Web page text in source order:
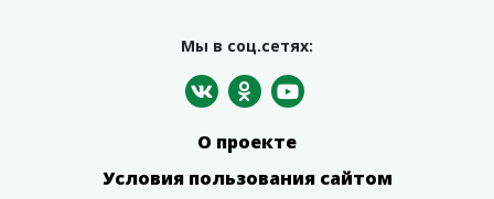
Мы в соц.сетях:
О проекте
Условия пользования сайтом